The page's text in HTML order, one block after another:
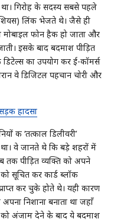
गिरोह के सदस्य सबसे पहले
लिंक भेजते थे। जैसे ही
फोन हैक हो जाता और
इसके बाद बदमाश पीड़ित
का उपयोग कर ई-कॉमर्स
वे डिजिटल पहचान चोरी और
हादसा
की ‘तत्काल डिलीवरी’
वे जानते थे कि बड़े शहरों में
तक पीड़ित व्यक्ति को अपने
सूचित कर कार्ड ब्लॉक
कर चुके होते थे। यही कारण
निशाना बनाता था जहाँ
को अंजाम देने के बाद ये बदमाश